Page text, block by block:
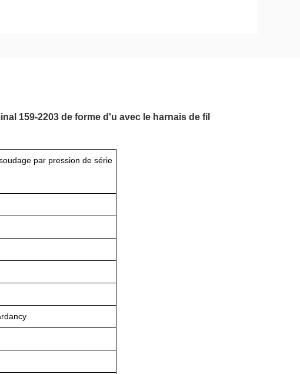
159-2203 de forme d'u avec le harnais de fil
par pression de série